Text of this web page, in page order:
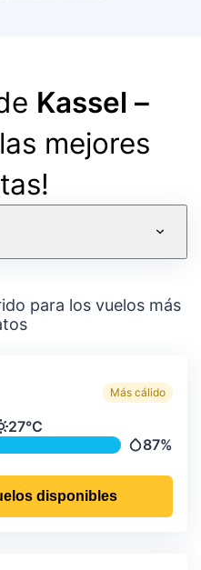
Kassel –
mejores
para los vuelos más
Más cálido
media
27°C
87%
disponibles